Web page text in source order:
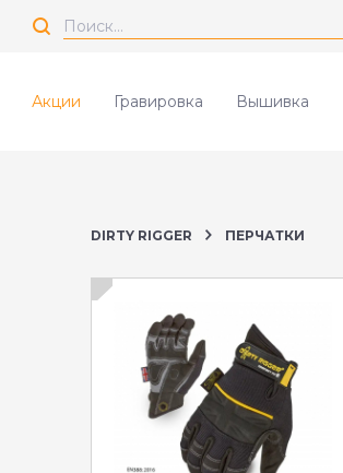
Акции Гравировка Вышивка
DIRTY RIGGER ПЕРЧАТКИ